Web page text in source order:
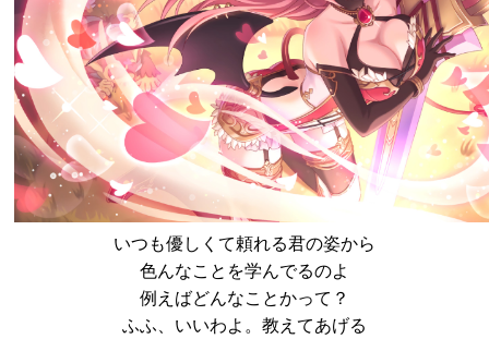
いつも優しくて頼れる君の姿から
色んなことを学んでるのよ
例えばどんなことかって？
ふふ、いいわよ。教えてあげる